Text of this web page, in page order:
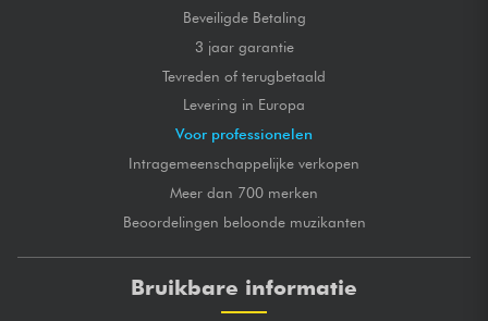
Beveiligde Betaling
3 jaar garantie
Tevreden of terugbetaald
Levering in Europa
Voor professionelen
Intragemeenschappelijke verkopen
Meer dan 700 merken
Beoordelingen beloonde muzikanten
Bruikbare informatie